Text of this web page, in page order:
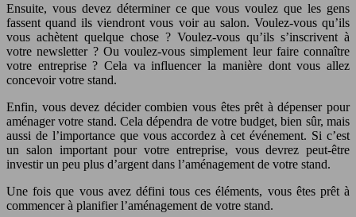
Ensuite, vous devez déterminer ce que vous voulez que les gens
fassent quand ils viendront vous voir au salon. Voulez-vous qu’ils
vous achètent quelque chose ? Voulez-vous qu’ils s’inscrivent à
votre newsletter ? Ou voulez-vous simplement leur faire connaître
votre entreprise ? Cela va influencer la manière dont vous allez
concevoir votre stand.
Enfin, vous devez décider combien vous êtes prêt à dépenser pour
aménager votre stand. Cela dépendra de votre budget, bien sûr, mais
aussi de l’importance que vous accordez à cet événement. Si c’est
un salon important pour votre entreprise, vous devrez peut-être
investir un peu plus d’argent dans l’aménagement de votre stand.
Une fois que vous avez défini tous ces éléments, vous êtes prêt à
commencer à planifier l’aménagement de votre stand.